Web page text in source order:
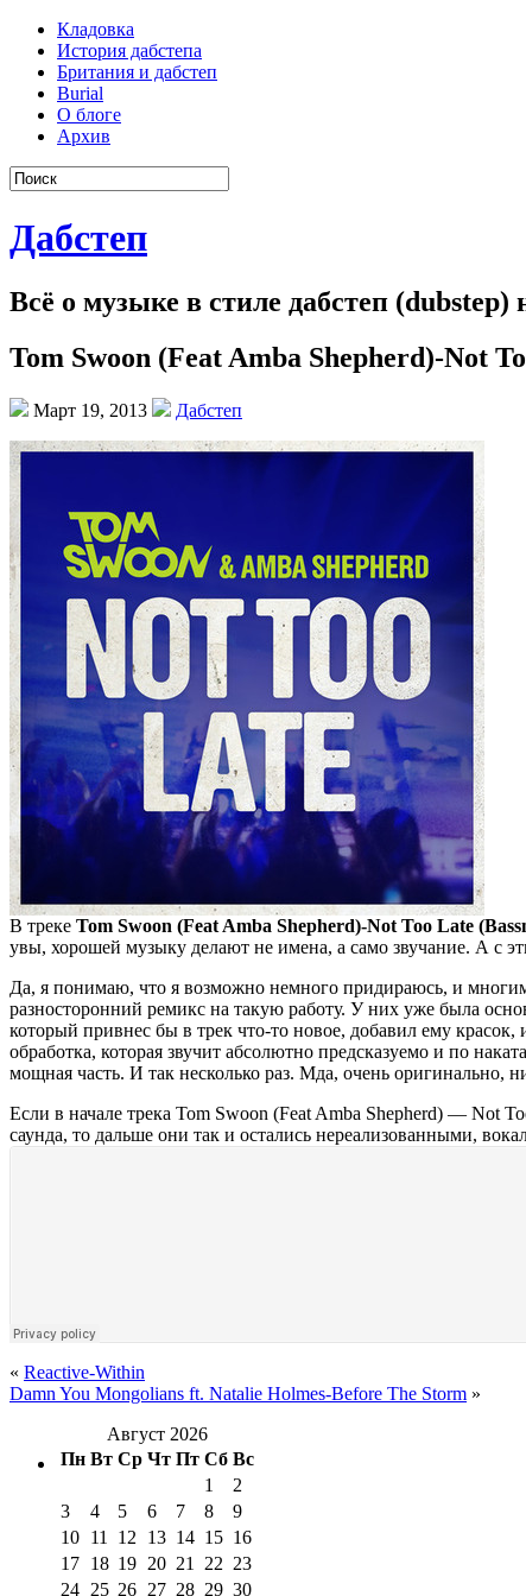
Кладовка
История дабстепа
Британия и дабстеп
Burial
О блоге
Архив
Дабстеп
Всё о музыке в стиле дабстеп (dubstep)
Tom Swoon (Feat Amba Shepherd)-Not
Март 19, 2013 Дабстеп
В треке Tom Swoon (Feat Amba Shepherd)-Not Too Late
увы, хорошей музыку делают не имена, а само звучание. А с
Да, я понимаю, что я возможно немного придираюсь, и многим
разносторонний ремикс на такую работу. У них уже была
который привнес бы в трек что-то новое, добавил ему
обработка, которая звучит абсолютно предсказуемо и по
мощная часть. И так несколько раз. Мда, очень оригинально,
Если в начале трека Tom Swoon (Feat Amba Shepherd) — Not
саунда, то дальше они так и остались нереализованными,
« Reactive-Within
Damn You Mongolians ft. Natalie Holmes-Before The Storm »
Август 2026
Пн Вт Ср Чт Пт Сб Вс
1
2
3
4 5 6 7 8
9
10 11 12 13 14 15 16
17 18 19 20 21 22 23
24 25 26 27 28 29 30